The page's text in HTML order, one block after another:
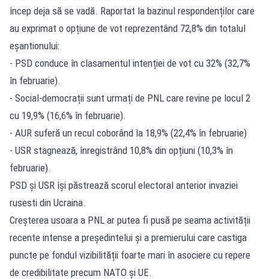
încep deja să se vadă. Raportat la bazinul respondenților care
au exprimat o opțiune de vot reprezentând 72,8% din totalul
eșantionului:
- PSD conduce în clasamentul intenției de vot cu 32% (32,7%
în februarie).
- Social-democrații sunt urmați de PNL care revine pe locul 2
cu 19,9% (16,6% în februarie).
- AUR suferă un recul coborând la 18,9% (22,4% în februarie)
- USR stagnează, înregistrând 10,8% din opțiuni (10,3% în
februarie).
PSD și USR își păstrează scorul electoral anterior invaziei
rusesti din Ucraina.
Creșterea usoara a PNL ar putea fi pusă pe seama activității
recente intense a președintelui și a premierului care castiga
puncte pe fondul vizibilității foarte mari în asociere cu repere
de credibilitate precum NATO și UE.